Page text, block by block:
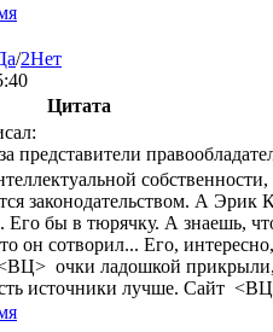
/2Нет
Цитата
представители
законодательством. А Эрик
Его бы в тюрячку. А знаешь,
он сотворил... Его,
очки ладошкой
источники лучше. Сайт